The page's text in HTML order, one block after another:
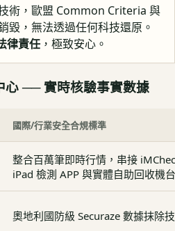
術，歐盟 Common Criteria 與
毀，無法透過任何科技還原。
律責任 ，極致安心。
心 ── 實時核驗事實數據
國際/行業安全合規標準
整合百萬筆即時行情，串接
iPad 檢測 APP 與實體自助回收機台
奧地利國防級 Securaze 數據抹除